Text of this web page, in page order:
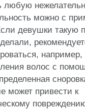
любую
можно с
девушки такую
например,
волос с
может привести к